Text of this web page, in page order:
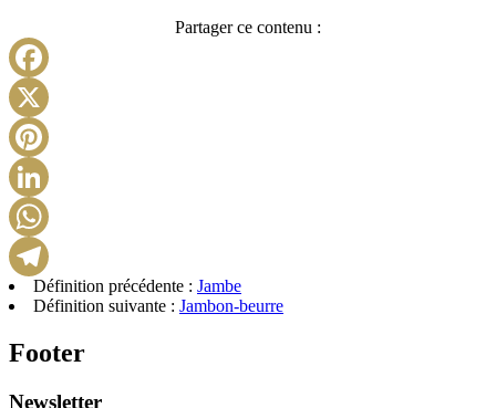
Partager ce contenu :
Définition précédente : Jambe
Définition suivante : Jambon-beurre
Footer
Newsletter